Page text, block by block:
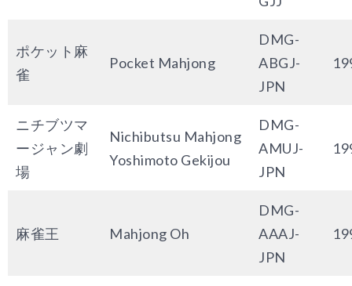
ポケット麻
雀
Pocket Mahjong
DMG-
ABGJ-
JPN
ニチブツマ
ージャン劇
場
Nichibutsu Mahjong
Yoshimoto Gekijou
DMG-
AMUJ-
JPN
麻雀王 Mahjong Oh
DMG-
AAAJ-
JPN